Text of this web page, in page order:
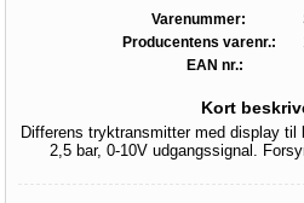
Varenummer:
Producentens varenr.:
EAN nr.:
Kort
Differens tryktransmitter med display
2,5 bar, 0-10V udgangssignal.